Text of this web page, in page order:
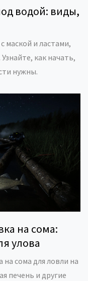
водой: виды,
маской и ластами,
как начать,
нужны.
на сома:
улова
на сома для ловли на
печень и другие